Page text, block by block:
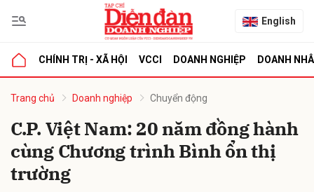
English
CHÍNH TRỊ - XÃ HỘI VCCI DOANH NGHIỆP DOANH
Trang chủ Doanh nghiệp Chuyển động
C.P. Việt Nam: 20 năm đồng hành
cùng Chương trình Bình ổn thị
trường
luận